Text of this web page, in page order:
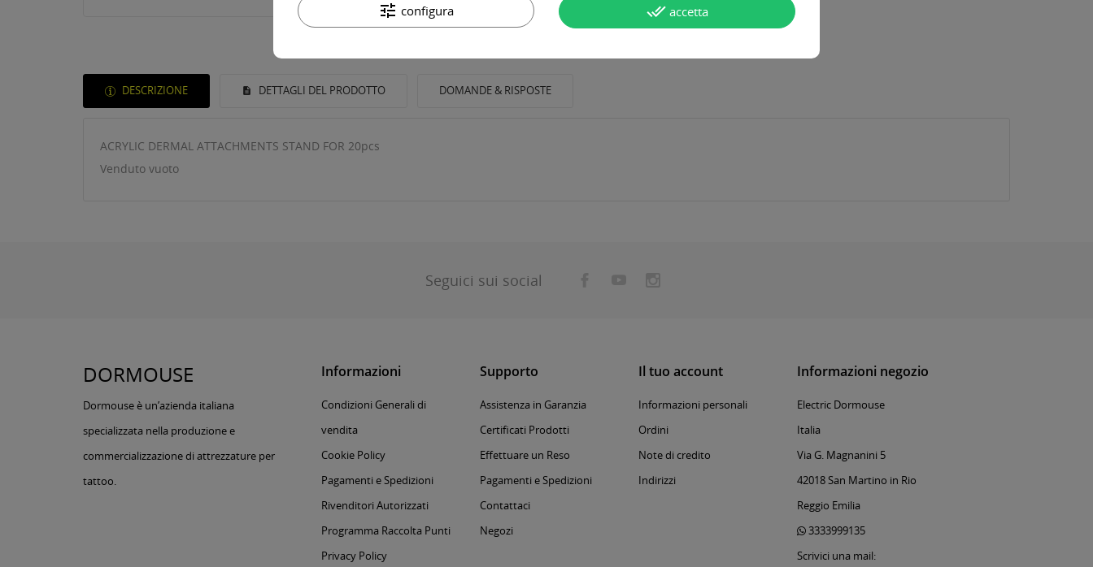
DESCRIZIONE DETTAGLI DEL PRODOTTO DOMANDE & RISPOSTE
ACRYLIC DERMAL ATTACHMENTS STAND FOR 20pcs
Venduto vuoto
Seguici sui social
DORMOUSE
Dormouse è un’azienda italiana
specializzata nella produzione e
commercializzazione di attrezzature per
tattoo.
Informazioni
Condizioni Generali di
vendita
Cookie Policy
Pagamenti e Spedizioni
Rivenditori Autorizzati
Programma Raccolta Punti
Privacy Policy
Supporto
Assistenza in Garanzia
Certificati Prodotti
Effettuare un Reso
Pagamenti e Spedizioni
Contattaci
Negozi
Il tuo account
Informazioni personali
Ordini
Note di credito
Indirizzi
Informazioni negozio
Electric Dormouse
Italia
Via G. Magnanini 5
42018 San Martino in Rio
Reggio Emilia
3333999135
Scrivici una mail:
tune configura done_all accetta